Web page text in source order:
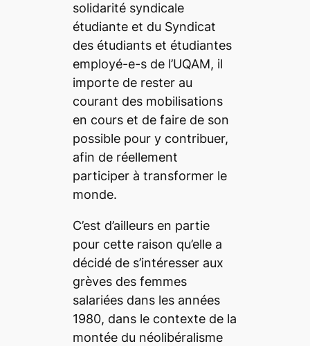
solidarité syndicale
étudiante et du Syndicat
des étudiants et étudiantes
employé-e-s de l’UQAM, il
importe de rester au
courant des mobilisations
en cours et de faire de son
possible pour y contribuer,
afin de réellement
participer à transformer le
monde.
C’est d’ailleurs en partie
pour cette raison qu’elle a
décidé de s’intéresser aux
grèves des femmes
salariées dans les années
1980, dans le contexte de la
montée du néolibéralisme